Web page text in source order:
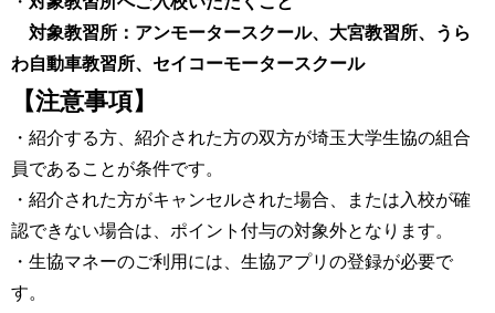
対象教習所：アンモータースクール、大宮教習所、うら
わ自動車教習所、セイコーモータースクール
【注意事項】
・紹介する方、紹介された方の双方が埼玉大学生協の組合
員であることが条件です。
・紹介された方がキャンセルされた場合、または入校が確
認できない場合は、ポイント付与の対象外となります。
・生協マネーのご利用には、生協アプリの登録が必要で
す。